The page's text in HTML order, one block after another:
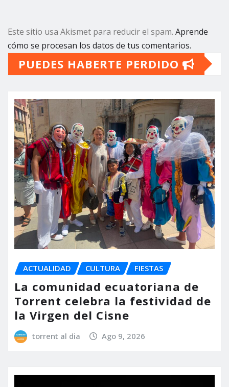
Este sitio usa Akismet para reducir el spam. Aprende
cómo se procesan los datos de tus comentarios.
PUEDES HABERTE PERDIDO
ACTUALIDAD CULTURA FIESTAS
La comunidad ecuatoriana de
Torrent celebra la festividad de
la Virgen del Cisne
torrent al dia Ago 9, 2026